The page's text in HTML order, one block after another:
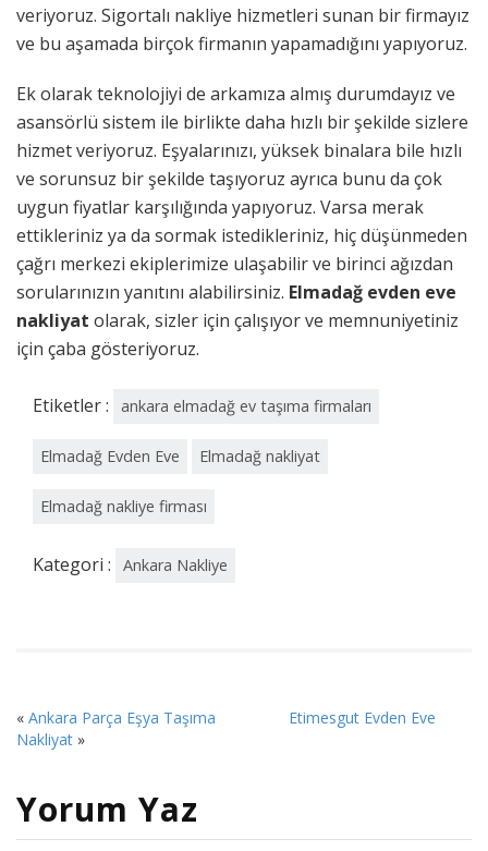
veriyoruz. Sigortalı nakliye hizmetleri sunan bir firmayız
ve bu aşamada birçok firmanın yapamadığını yapıyoruz.
Ek olarak teknolojiyi de arkamıza almış durumdayız ve
asansörlü sistem ile birlikte daha hızlı bir şekilde sizlere
hizmet veriyoruz. Eşyalarınızı, yüksek binalara bile hızlı
ve sorunsuz bir şekilde taşıyoruz ayrıca bunu da çok
uygun fiyatlar karşılığında yapıyoruz. Varsa merak
ettikleriniz ya da sormak istedikleriniz, hiç düşünmeden
çağrı merkezi ekiplerimize ulaşabilir ve birinci ağızdan
sorularınızın yanıtını alabilirsiniz. Elmadağ evden eve
nakliyat olarak, sizler için çalışıyor ve memnuniyetiniz
için çaba gösteriyoruz.
Etiketler : ankara elmadağ ev taşıma firmaları
Elmadağ Evden Eve Elmadağ nakliyat
Elmadağ nakliye firması
Kategori : Ankara Nakliye
« Ankara Parça Eşya Taşıma
Etimesgut Evden Eve
Nakliyat »
Yorum Yaz